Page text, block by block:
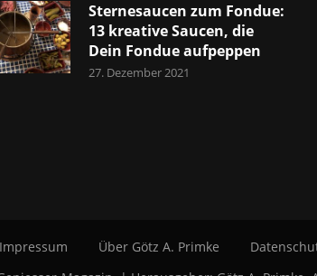
Sternesaucen zum Fondue:
13 kreative Saucen, die
Dein Fondue aufpeppen
27. Dezember 2021
Impressum Über Götz A. Primke